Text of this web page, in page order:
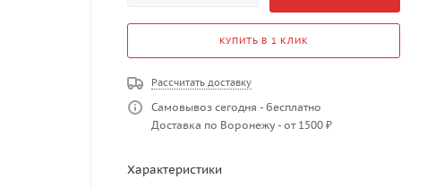
КУПИТЬ В 1 КЛИК
Рассчитать доставку
Самовывоз сегодня - бесплатно
Доставка по Воронежу - от 1500 ₽
Характеристики